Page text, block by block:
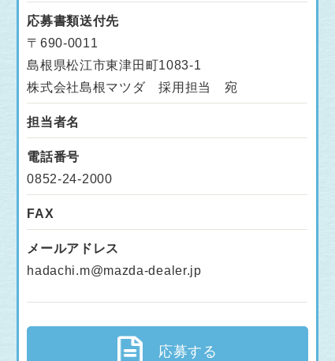
応募書類送付先
〒690-0011
島根県松江市東津田町1083-1
株式会社島根マツダ 採用担当 宛
担当者名
電話番号
0852-24-2000
FAX
メールアドレス
hadachi.m@mazda-dealer.jp
応募する